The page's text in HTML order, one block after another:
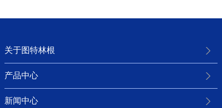
关于图特林根
产品中心
新闻中心